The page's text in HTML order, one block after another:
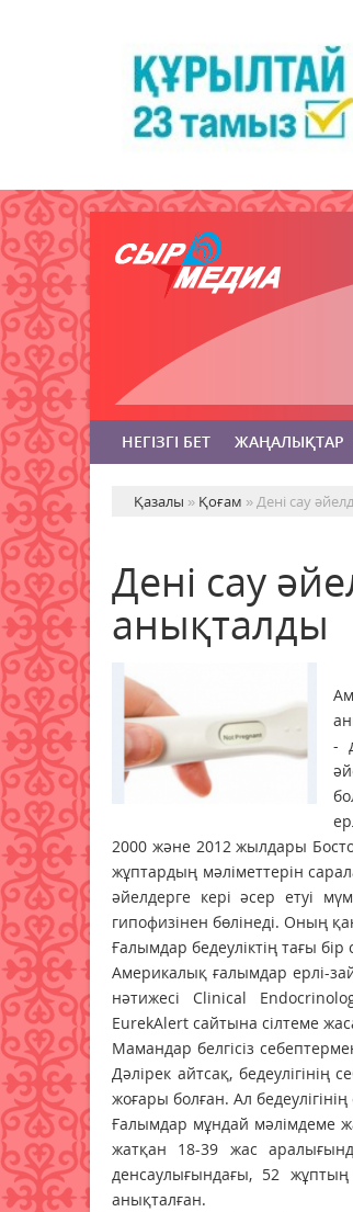
НЕГІЗГІ БЕТ ЖАҢАЛЫҚТАР
Қазалы » Қоғам » Дені сау
Дені сау
анықталды
-
2000 және 2012 жылдары
жұптардың мәліметтерін
әйелдерге кері әсер етуі
гипофизінен бөлінеді. Оның
Ғалымдар бедеуліктің тағы
Америкалық ғалымдар ерлі-
нәтижесі Clinical
EurekAlert сайтына сілтеме
Мамандар белгісіз
Дәлірек айтсақ,
жоғары болған. Ал
Ғалымдар мұндай мәлімдеме
жатқан 18-39 жас
денсаулығындағы, 52
анықталған.